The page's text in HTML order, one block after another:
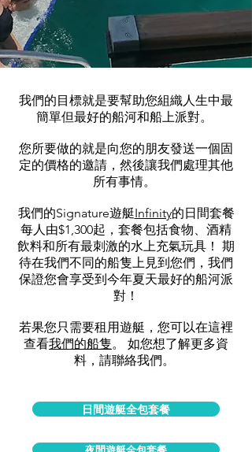
我們的目標就是要幫助您組織人生中最
簡單但最好的船河和船上派對。
您所要做的就是向您的朋友發送一個固
定的價格的邀請，然後讓我們處理其他
所有事情。
我們的Signature遊艇Infinity的日間套餐
每人由$1,300起，套餐包括食物、酒精
飲料和所有最刺激的水上充氣玩具！ 期
待在我們不同的船隻上見到您們，我們
保證您會享受到今年夏天最好的船河派
對！
若果您只需要租用遊艇，您可以在這裡
查看我們的船隻。 如您想了解更多資
料，請聯絡我們。
日間遊艇全包套餐